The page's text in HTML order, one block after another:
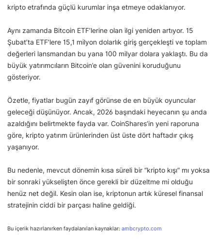
kripto etrafında güçlü kurumlar inşa etmeye odaklanıyor.
Aynı zamanda Bitcoin ETF’lerine olan ilgi yeniden artıyor. 15
Şubat’ta ETF’lere 15,1 milyon dolarlık giriş gerçekleşti ve toplam
değerleri lansmandan bu yana 100 milyar dolara yaklaştı. Bu da
büyük yatırımcıların Bitcoin’e olan güvenini koruduğunu
gösteriyor.
Özetle, fiyatlar bugün zayıf görünse de en büyük oyuncular
geleceği düşünüyor. Ancak, 2026 başındaki heyecanın şu anda
azaldığını belirtmekte fayda var. CoinShares’in yeni raporuna
göre, kripto yatırım ürünlerinden üst üste dört haftadır çıkış
yaşanıyor.
Bu nedenle, mevcut dönemin kısa süreli bir “kripto kışı” mı yoksa
bir sonraki yükselişten önce gerekli bir düzeltme mi olduğu
henüz net değil. Kesin olan ise, kriptonun artık küresel finansal
stratejinin ciddi bir parçası haline geldiği.
Bu içerik hazırlanırken faydalanılan kaynaklar: ambcrypto.com